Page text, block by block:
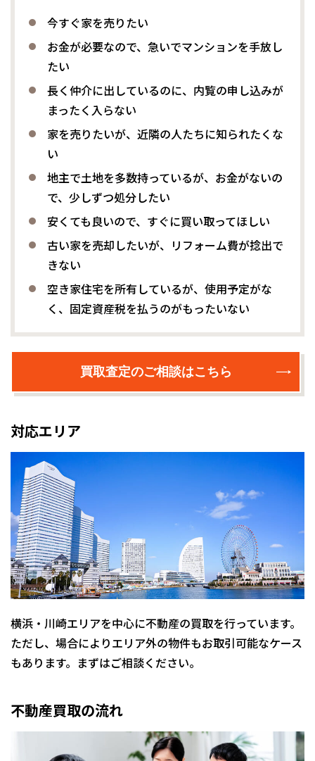
今すぐ家を売りたい
お金が必要なので、急いでマンションを手放し
たい
長く仲介に出しているのに、内覧の申し込みが
まったく入らない
家を売りたいが、近隣の人たちに知られたくな
い
地主で土地を多数持っているが、お金がないの
で、少しずつ処分したい
安くても良いので、すぐに買い取ってほしい
古い家を売却したいが、リフォーム費が捻出で
きない
空き家住宅を所有しているが、使用予定がな
く、固定資産税を払うのがもったいない
買取査定のご相談はこちら
対応エリア
横浜・川崎エリアを中心に不動産の買取を行っています。
ただし、場合によりエリア外の物件もお取引可能なケース
もあります。まずはご相談ください。
不動産買取の流れ